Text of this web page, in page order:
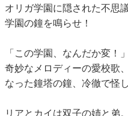
オリガ学園に隠された不思
学園の鐘を鳴らせ！
「この学園、なんだか変！」
奇妙なメロディーの愛校歌
なった鐘塔の鐘、冷徹で怪
リアとカイは双子の姉と弟